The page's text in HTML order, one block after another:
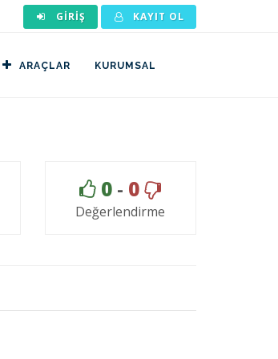
GIRIŞ KAYIT OL
ARAÇLAR KURUMSAL
0 - 0
Değerlendirme